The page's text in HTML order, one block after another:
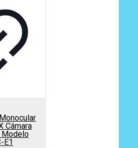
Cámara
Modelo
E1